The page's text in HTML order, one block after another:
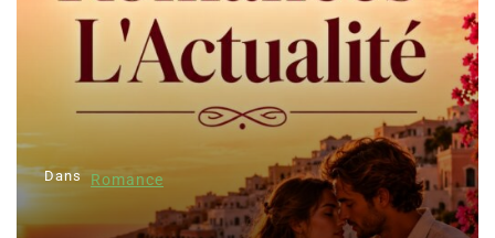
Dans Romance